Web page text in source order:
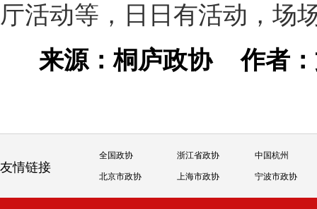
厅活动等，日日有活动，场
来源：桐庐政协作者
友情链接
全国政协 浙江省政协 中国杭州
北京市政协 上海市政协 宁波市政协